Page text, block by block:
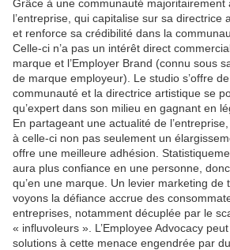
Grâce à une communauté majoritairement
l’entreprise, qui capitalise sur sa directrice
et renforce sa crédibilité dans la
Celle-ci n’a pas un intérêt direct
marque et l’Employer Brand (connu sous
de marque employeur). Le studio s’offre
communauté et la directrice artistique se
qu’expert dans son milieu en gagnant en
En partageant une actualité de
à celle-ci non pas seulement un
offre une meilleure adhésion.
aura plus confiance en une personne,
qu’en une marque. Un levier marketing de
voyons la défiance accrue des
entreprises, notamment décuplée par le
« influvoleurs ». L’Employee Advocacy
solutions à cette menace engendrée par